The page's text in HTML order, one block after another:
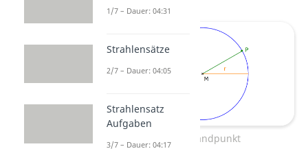
Kreis Randpunkt
1/7 – Dauer: 04:31
Strahlensätze
2/7 – Dauer: 04:05
Strahlensatz
Aufgaben
3/7 – Dauer: 04:17